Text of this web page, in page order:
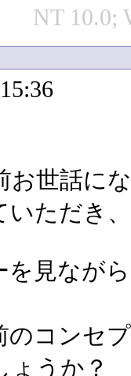
NT 10.0;
お世話に
いただき
を見なが
のコンセ
ょうか？